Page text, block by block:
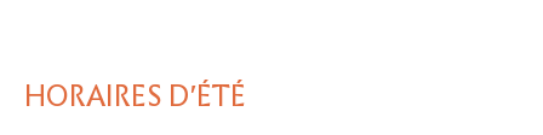
HORAIRES D'ÉTÉ